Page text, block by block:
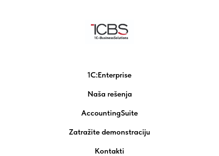
1C:Enterprise
Naša rešenja
AccountingSuite
Zatražite demonstraciju
Kontakti